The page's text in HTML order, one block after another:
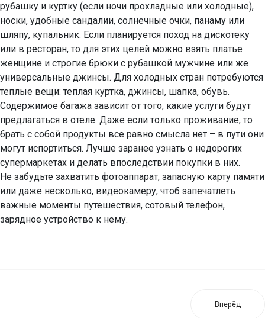
рубашку и куртку (если ночи прохладные или холодные),
носки, удобные сандалии, солнечные очки, панаму или
шляпу, купальник. Если планируется поход на дискотеку
или в ресторан, то для этих целей можно взять платье
женщине и строгие брюки с рубашкой мужчине или же
универсальные джинсы. Для холодных стран потребуются
теплые вещи: теплая куртка, джинсы, шапка, обувь.
Содержимое багажа зависит от того, какие услуги будут
предлагаться в отеле. Даже если только проживание, то
брать с собой продукты все равно смысла нет – в пути они
могут испортиться. Лучше заранее узнать о недорогих
супермаркетах и делать впоследствии покупки в них.
Не забудьте захватить фотоаппарат, запасную карту памяти
или даже несколько, видеокамеру, чтоб запечатлеть
важные моменты путешествия, сотовый телефон,
зарядное устройство к нему.
Вперёд